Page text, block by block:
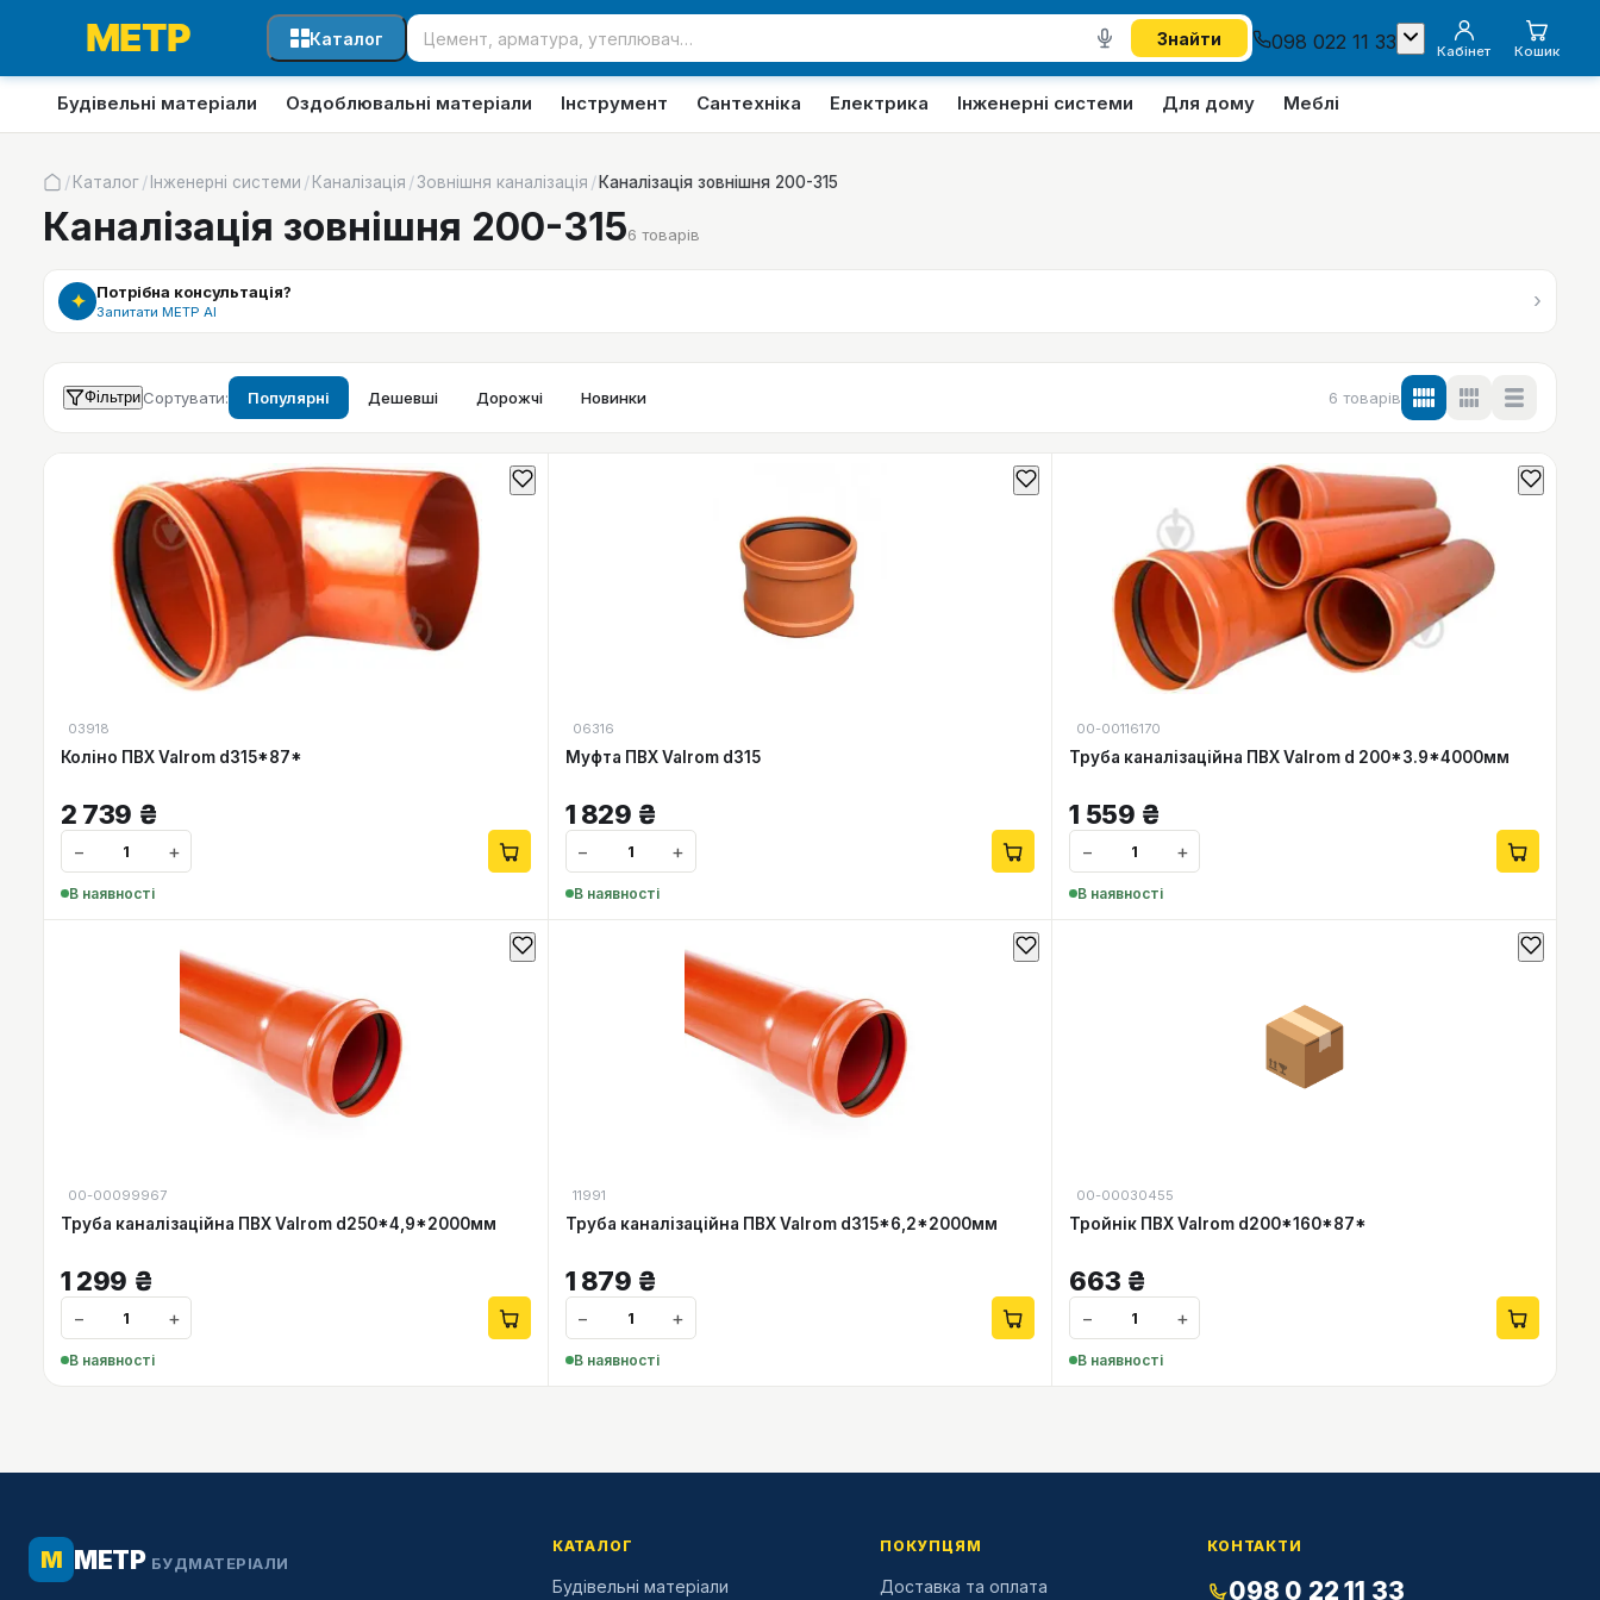
Каталог Знайти 098 022 11 33 Кабінет Кошик
Будівельні матеріали Оздоблювальні матеріали Інструмент Сантехніка Електрика Інженерні системи Для дому Меблі
/Каталог/Інженерні системи /Каналізація /Зовнішня каналізація /Каналізація зовнішня 200-315
Каналізація зовнішня 200-3156 товарів
✦ Потрібна консультація?
Запитати МЕТР АІ ›
Фільтри Сортувати: Популярні Дешевші Дорожчі Новинки 6 товарів
03918
Коліно ПВХ Valrom d315*87*
2 739 ₴
− +
В наявності
06316
Муфта ПВХ Valrom d315
1 829 ₴
− +
В наявності
00-00116170
Труба каналізаційна ПВХ Valrom d 200*3.9*4000мм
1 559 ₴
− +
В наявності
00-00099967
Труба каналізаційна ПВХ Valrom d250*4,9*2000мм
1 299 ₴
− +
В наявності
11991
Труба каналізаційна ПВХ Valrom d315*6,2*2000мм
1 879 ₴
− +
В наявності
📦
00-00030455
Тройнік ПВХ Valrom d200*160*87*
663 ₴
− +
В наявності
М МЕТР БУДМАТЕРІАЛИ
КАТАЛОГ
Будівельні матеріали
ПОКУПЦЯМ
Доставка та оплата
КОНТАКТИ
098 0 22 11 33